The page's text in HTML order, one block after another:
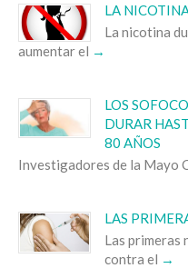
LA
La nicotina
aumentar el
LOS
DURAR
80 AÑOS
Investigadores de la Mayo
LAS
Las primeras
contra el